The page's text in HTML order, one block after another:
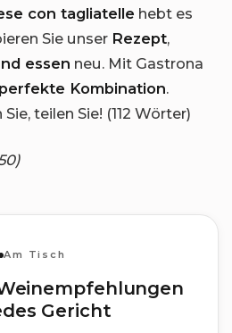
con tagliatelle hebt es
Sie unser Rezept,
essen neu. Mit Gastrona
perfekte Kombination.
teilen Sie! (112 Wörter)
Am Tisch
Gericht